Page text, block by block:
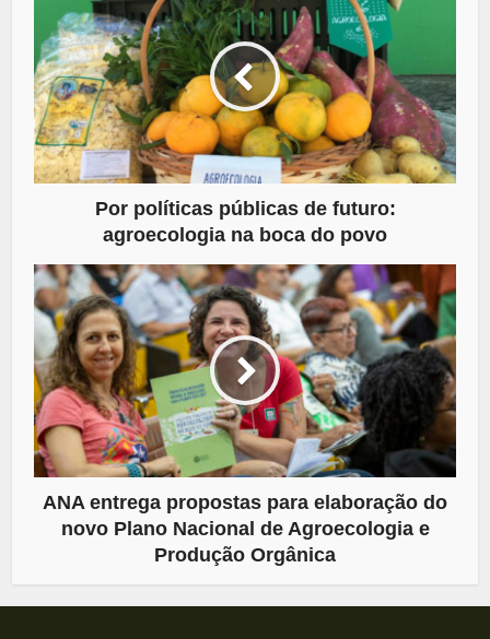
Por políticas públicas de futuro:
agroecologia na boca do povo
ANA entrega propostas para elaboração do
novo Plano Nacional de Agroecologia e
Produção Orgânica